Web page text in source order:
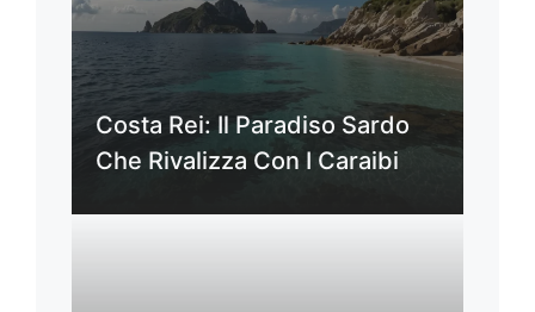
Costa Rei: Il Paradiso Sardo
Che Rivalizza Con I Caraibi